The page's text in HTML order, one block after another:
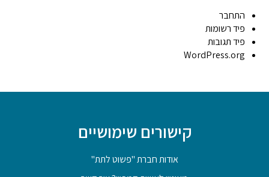
התחבר
פיד רשומות
פיד תגובות
WordPress.org
קישורים שימושיים
אודות חברת "פשוט לתת"